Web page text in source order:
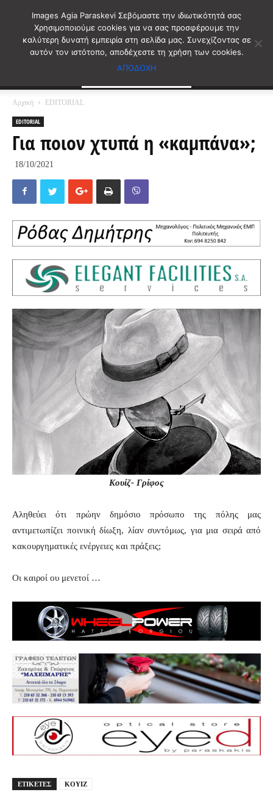
Αρχική EDITORIAL
EDITORIAL
Για ποιον χτυπά η «καμπάνα»;
18/10/2021
Κουίζ- Γρίφος
Αληθεύει ότι πρώην δημόσιο πρόσωπο της πόλης μας
αντιμετωπίζει ποινική δίωξη, λίαν συντόμως, για μια σειρά από
κακουργηματικές ενέργειες και πράξεις;
Οι καιροί ου μενετοί …
ΕΤΙΚΕΤΕΣ ΚΟΥΙΖ
Images Agia Paraskevi Σεβόμαστε την ιδιωτικότητά σας
Χρησιμοποιούμε cookies για να σας προσφέρουμε την
καλύτερη δυνατή εμπειρία στη σελίδα μας. Συνεχίζοντας σε
αυτόν τον ιστότοπο, αποδέχεστε τη χρήση των cookies.
ΑΠΟΔΟΧΗ